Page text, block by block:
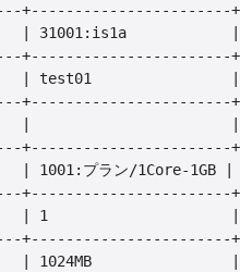
+-----------------------+
| 31001:is1a            |
+-----------------------+
| test01                |
+-----------------------+
|                       |
+-----------------------+
1001:プラン/1Core-1GB |
+-----------------------+
| 1                     |
+-----------------------+
| 1024MB                |